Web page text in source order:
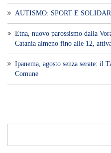
AUTISMO: SPORT E
Etna, nuovo parossismo dalla
Catania almeno fino alle 12,
Ipanema, agosto senza serate: il
Comune